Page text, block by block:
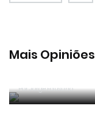
Mais Opiniões
PorJorge Faustino